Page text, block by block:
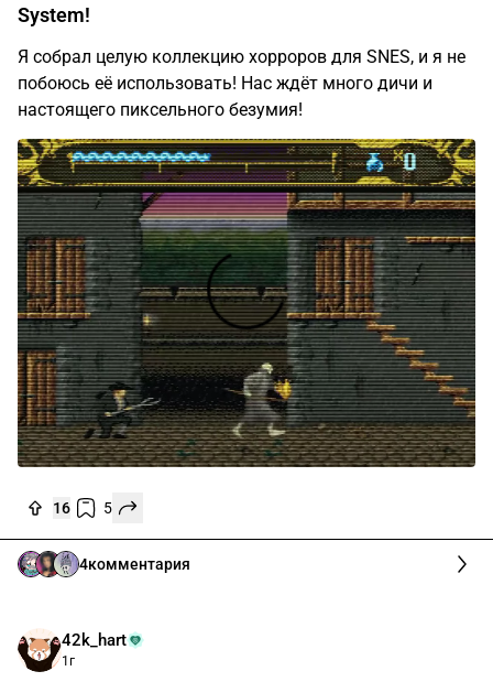
System!
Я собрал целую коллекцию хорроров для SNES, и я не
побоюсь её использовать! Нас ждёт много дичи и
настоящего пиксельного безумия!
16 5
4комментария
42k_hart
1г